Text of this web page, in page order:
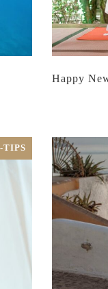
Happy
TIPS